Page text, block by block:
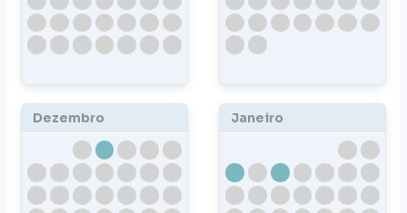
Dezembro Janeiro